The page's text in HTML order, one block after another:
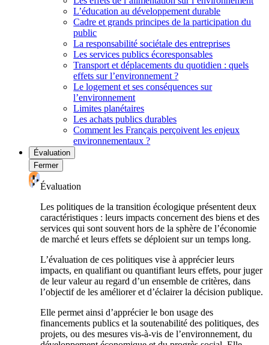
L’éducation au développement durable
Cadre et grands principes de la participation du
public
La responsabilité sociétale des entreprises
Les services publics écoresponsables
Transport et déplacements du quotidien : quels
effets sur l’environnement ?
Le logement et ses conséquences sur
l’environnement
Limites planétaires
Les achats publics durables
Comment les Français perçoivent les enjeux
environnementaux ?
Évaluation
Fermer
Évaluation
Les politiques de la transition écologique présentent deux
caractéristiques : leurs impacts concernent des biens et des
services qui sont souvent hors de la sphère de l’économie
de marché et leurs effets se déploient sur un temps long.
L’évaluation de ces politiques vise à apprécier leurs
impacts, en qualifiant ou quantifiant leurs effets, pour juger
de leur valeur au regard d’un ensemble de critères, dans
l’objectif de les améliorer et d’éclairer la décision publique.
Elle permet ainsi d’apprécier le bon usage des
financements publics et la soutenabilité des politiques, des
projets, ou des mesures vis-à-vis de l’environnement, du